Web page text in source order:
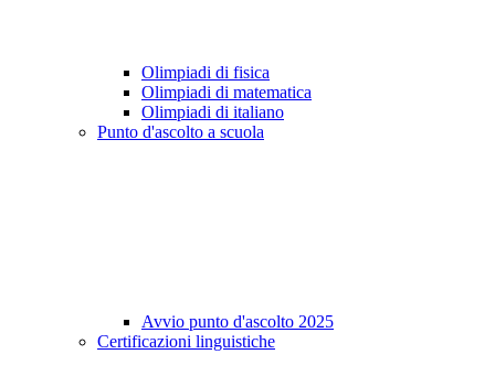
Olimpiadi di fisica
Olimpiadi di matematica
Olimpiadi di italiano
Punto d'ascolto a scuola
Avvio punto d'ascolto 2025
Certificazioni linguistiche